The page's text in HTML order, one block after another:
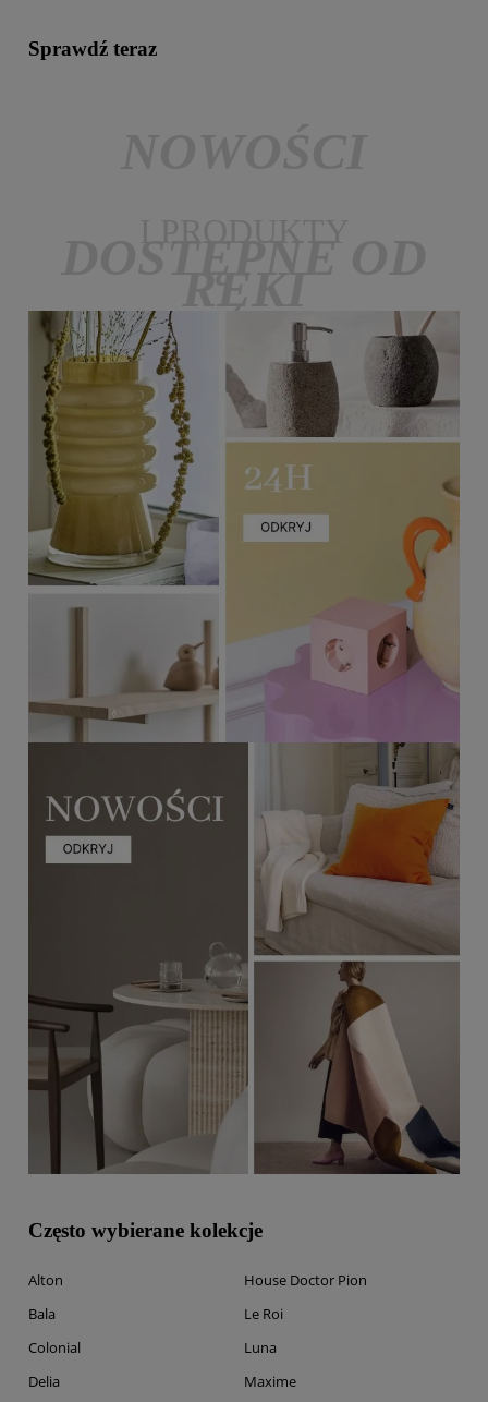
Sprawdź teraz
Często wybierane kolekcje
Alton
Bala
Colonial
Delia
House Doctor Pion
Le Roi
Luna
Maxime